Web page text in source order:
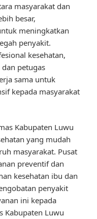
masyarakat dan
besar,
meningkatkan
penyakit.
kesehatan,
petugas
sama untuk
kepada masyarakat
Kabupaten Luwu
yang mudah
masyarakat. Pusat
preventif dan
kesehatan ibu dan
penyakit
ini kepada
Kabupaten Luwu